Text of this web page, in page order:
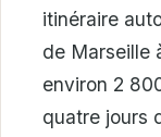
itinéraire
de Marseille
environ 2
quatre jours